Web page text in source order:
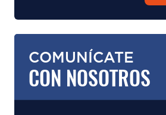
COMUNÍCATE
CON NOSOTROS